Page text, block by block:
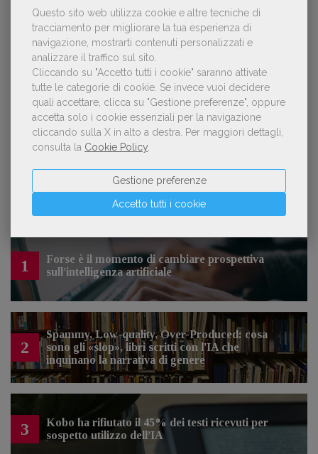
Questo sito web utilizza cookie e altre tecniche di
tracciamento per migliorare la tua esperienza di
navigazione, mostrarti contenuti personalizzati e
analizzare il traffico sul sito.
Cliccando su "Accetto tutti i cookie" saranno attivate
tutte le categorie di cookie. Se invece vuoi decidere
quali accettare, clicca su "Gestione preferenze", oppure
accetta solo i cookie essenziali per la navigazione
cliccando sulla X in alto a destra.
Per maggiori dettagli,
consulta la Cookie Policy
Accetto tutti i cookie
Gestione preferenze
OFFERTE DI LAVORO
Lavoro: 7 posizioni aperte e 9 stage in
editoria
LE PIÙ LETTE
1
Forse è il momento di cambiare prospettiva
sull’intelligenza artificiale
2
Spammy, Low-quality, Over-Produced: cosa
sono gli «slop», libri scritti con l'IA che
inquinano la narrativa di genere
3
Kobo ha rifiutato il 45% dei testi ricevuti per
sospetto utilizzo dell’IA